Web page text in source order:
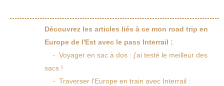
Découvrez les articles liés à ce mon road trip en
Europe de l'Est avec le pass Interrail :
- Voyager en sac à dos : j'ai testé le meilleur des
sacs !
- Traverser l'Europe en train avec Interrail :